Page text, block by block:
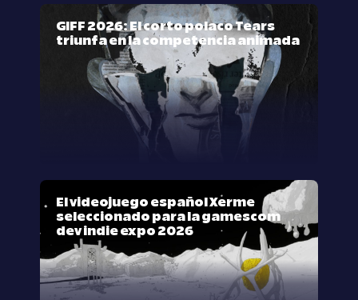
GIFF 2026: El corto polaco Tears
triunfa en la competencia animada
El videojuego español Xerme
seleccionado para la gamescom
dev indie expo 2026